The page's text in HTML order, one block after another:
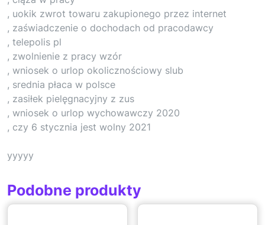
, uokik zwrot towaru zakupionego przez internet
, zaświadczenie o dochodach od pracodawcy
, telepolis pl
, zwolnienie z pracy wzór
, wniosek o urlop okolicznościowy slub
, srednia płaca w polsce
, zasiłek pielęgnacyjny z zus
, wniosek o urlop wychowawczy 2020
, czy 6 stycznia jest wolny 2021
yyyyy
Podobne produkty